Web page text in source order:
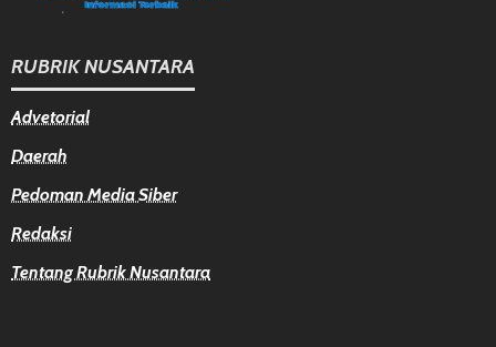
RUBRIK NUSANTARA
Advetorial
Daerah
Pedoman Media Siber
Redaksi
Tentang Rubrik Nusantara